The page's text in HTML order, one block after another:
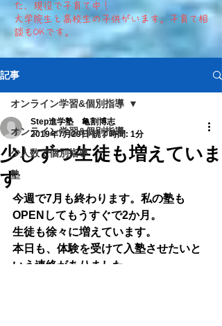
た、現役で子育て中！
大学院生と高校生の子供がいます。​子育て相
談もOKです。
記事
オンライン学習&個別指導
少人数で個別指導
塾
オンライン学習&個別指導
少しずつ生徒も増えていま
す
Step進学塾 亀割博志
2019年7月29日 読了時間: 1分
今週で7月も終わります。私の塾も
OPENしてもうすぐで2か月。
生徒も徐々に増えています。
本日も、体験を受けて入塾させたいと
いう連絡がありました。